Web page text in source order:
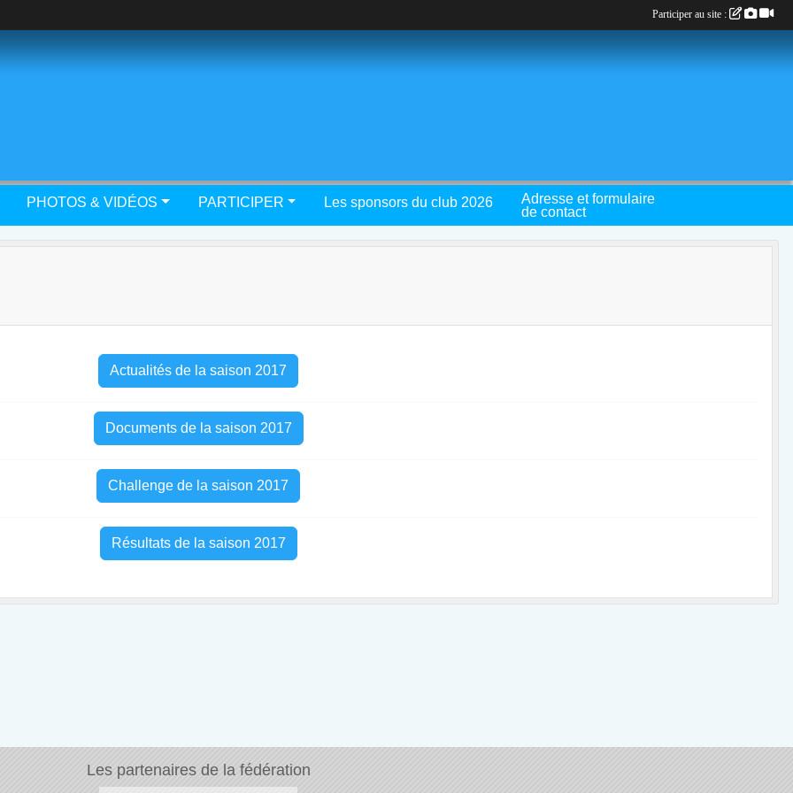
PHOTOS & VIDÉOS PARTICIPER Les sponsors du club 2026
Adresse et formulaire
de contact
Actualités de la saison 2017
Documents de la saison 2017
Challenge de la saison 2017
Résultats de la saison 2017
Les partenaires de la fédération
Participer au site :